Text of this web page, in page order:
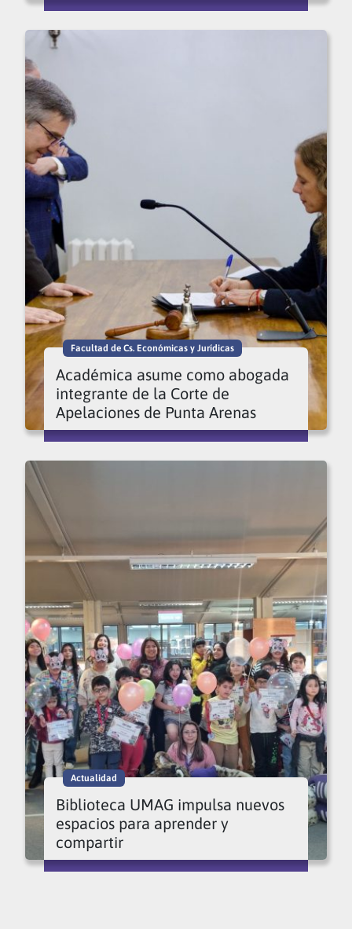
Facultad de Cs. Económicas y Jurídicas
Académica asume como abogada
integrante de la Corte de
Apelaciones de Punta Arenas
Actualidad
Biblioteca UMAG impulsa nuevos
espacios para aprender y
compartir